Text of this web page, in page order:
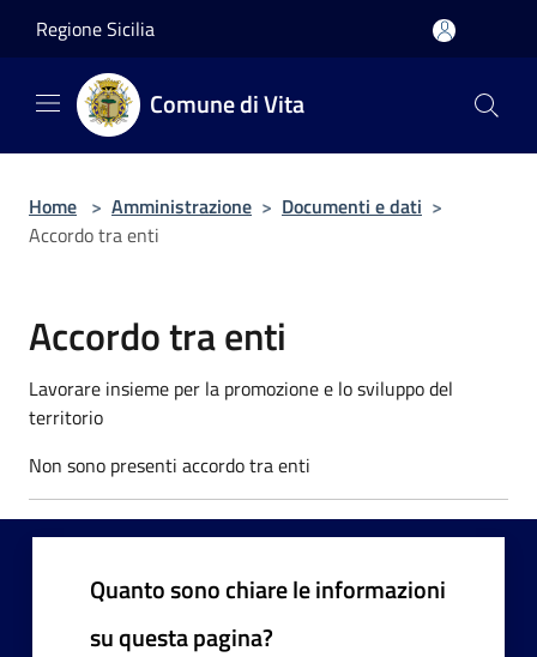
Regione Sicilia
Comune di Vita
Home > Amministrazione > Documenti e dati >
Accordo tra enti
Accordo tra enti
Lavorare insieme per la promozione e lo sviluppo del
territorio
Non sono presenti accordo tra enti
Quanto sono chiare le informazioni
su questa pagina?